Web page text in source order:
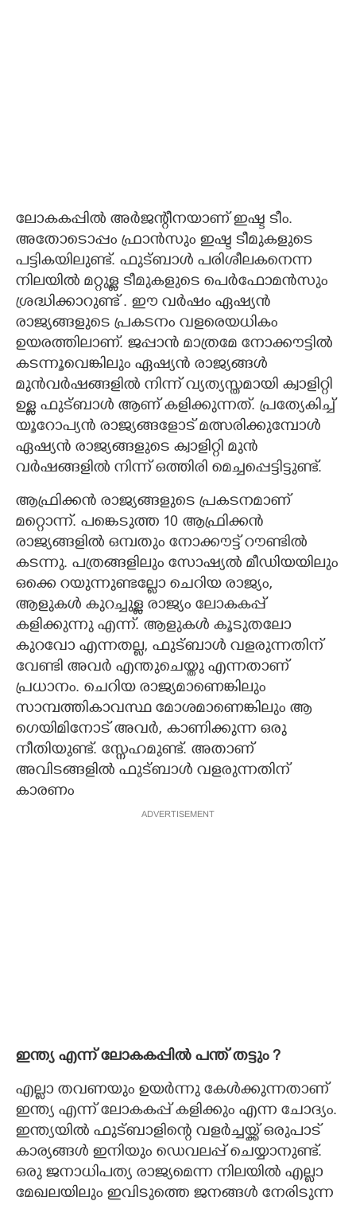
ലോകകപ്പിൽ അർജന്റീനയാണ് ഇഷ്ട ടീം.
അതോടൊപ്പം ഫ്രാൻസും ഇഷ്ട ടീമുകളുടെ
പട്ടികയിലുണ്ട്. ഫുട്ബാൾ പരിശീലകനെന്ന
നിലയിൽ മറ്റുള്ള ടീമുകളുടെ പെർഫോമൻസും
ശ്രദ്ധിക്കാറുണ്ട് . ഈ വർഷം ഏഷ്യൻ
രാജ്യങ്ങളുടെ പ്രകടനം വളരെയധികം
ഉയരത്തിലാണ്. ജപ്പാൻ മാത്രമേ നോക്കൗട്ടിൽ
കടന്നൂവെങ്കിലും ഏഷ്യൻ രാജ്യങ്ങൾ
മുൻവർഷങ്ങളിൽ നിന്ന് വ്യത്യസ്തമായി ക്വാളിറ്റി
ഉള്ള ഫുട്ബാൾ ആണ് കളിക്കുന്നത്. പ്രത്യേകിച്ച്
യൂറോപ്യൻ രാജ്യങ്ങളോട് മത്സരിക്കുമ്പോൾ
ഏഷ്യൻ രാജ്യങ്ങളുടെ ക്വാളിറ്റി മുൻ
വർഷങ്ങളിൽ നിന്ന് ഒത്തിരി മെച്ചപ്പെട്ടിട്ടുണ്ട്.
ആഫ്രിക്കൻ രാജ്യങ്ങളുടെ പ്രകടനമാണ്
മറ്റൊന്ന്. പങ്കെടുത്ത 10 ആഫ്രിക്കൻ
രാജ്യങ്ങളിൽ ഒമ്പതും നോക്കൗട്ട് റൗണ്ടിൽ
കടന്നു. പത്രങ്ങളിലും സോഷ്യൽ മീഡിയയിലും
ഒക്കെ റയുന്നുണ്ടല്ലോ ചെറിയ രാജ്യം,​
ആളുകൾ കുറച്ചുള്ള രാജ്യം ലോകകപ്പ്
കളിക്കുന്നു എന്ന്. ആളുകൾ കൂടുതലോ
കുറവോ എന്നതല്ല,​ ഫുട്ബാൾ വളരുന്നതിന്
വേണ്ടി അവർ എന്തുചെയ്തു എന്നതാണ്
പ്രധാനം. ചെറിയ രാജ്യമാണെങ്കിലും
സാമ്പത്തികാവസ്ഥ മോശമാണെങ്കിലും ആ
ഗെയിമിനോട് അവർ,​ കാണിക്കുന്ന ഒരു
നീതിയുണ്ട്. സ്നേഹമുണ്ട്. അതാണ്
അവിടങ്ങളിൽ ഫുട്ബാൾ വളരുന്നതിന്
കാരണം
ADVERTISEMENT
ഇന്ത്യ എന്ന് ലോകകപ്പിൽ പന്ത് തട്ടും ?​
എല്ലാ തവണയും ഉയർന്നു കേൾക്കുന്നതാണ്
ഇന്ത്യ എന്ന് ലോകകപ്പ് കളിക്കും എന്ന ചോദ്യം.
ഇന്ത്യയിൽ ഫുട്ബാളിന്റെ വളർച്ചയ്ക്ക് ഒരുപാട്
കാര്യങ്ങൾ ഇനിയും ഡെവലപ്പ് ചെയ്യാനുണ്ട്.
ഒരു ജനാധിപത്യ രാജ്യമെന്ന നിലയിൽ എല്ലാ
മേഖലയിലും ഇവിടുത്തെ ജനങ്ങൾ നേരിടുന്ന